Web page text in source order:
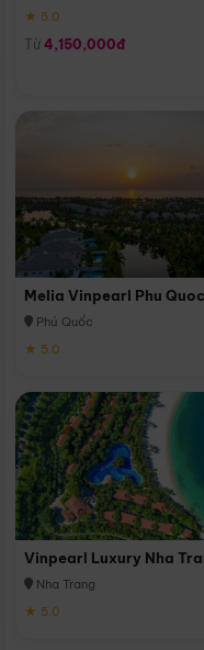
★ 5.0
Từ 4,150,000đ
Melia Vinpearl Phu Quoc
Phú Quốc
★ 5.0
Vinpearl Luxury Nha
Nha Trang
★ 5.0